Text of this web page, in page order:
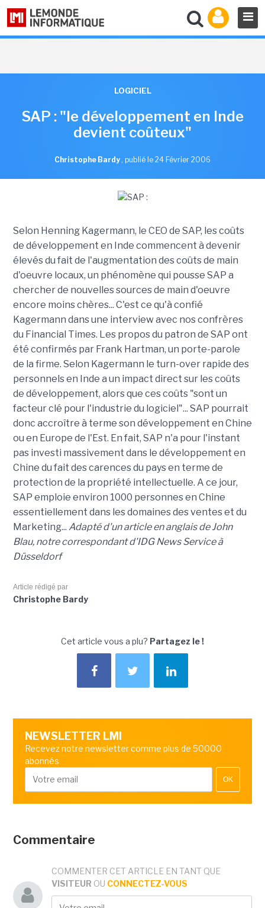
LOGICIEL
SAP : "le développement en Inde
devient coûteux"
Christophe Bardy , publié le 24 Février 2006
Selon Henning Kagermann, le CEO de SAP, les coûts
de développement en Inde commencent à devenir
élevés du fait de l'augmentation des coûts de main
d'oeuvre locaux, un phénomène qui pousse SAP a
chercher de nouvelles sources de main d'oeuvre
encore moins chères... C'est ce qu'à confié
Kagermann dans une interview avec nos confrères
du Financial Times. Les propos du patron de SAP ont
été confirmés par Frank Hartman, un porte-parole
de la firme. Selon Kagermann le turn-over rapide des
personnels en Inde a un impact direct sur les coûts
de développement, alors que ces coûts "sont un
facteur clé pour l'industrie du logiciel"... SAP pourrait
donc accroître à terme son développement en Chine
ou en Europe de l'Est. En fait, SAP n'a pour l'instant
pas investi massivement dans le développement en
Chine du fait des carences du pays en terme de
protection de la propriété intellectuelle. A ce jour,
SAP emploie environ 1000 personnes en Chine
essentiellement dans les domaines des ventes et du
Marketing... Adapté d'un article en anglais de John
Blau, notre correspondant d'IDG News Service à
Düsseldorf
Article rédigé par
Christophe Bardy
Cet article vous a plu? Partagez le !
NEWSLETTER LMI
Recevez notre newsletter comme plus de 50000
abonnés
OK
Commentaire
COMMENTER CET ARTICLE EN TANT QUE
VISITEUR OU CONNECTEZ-VOUS